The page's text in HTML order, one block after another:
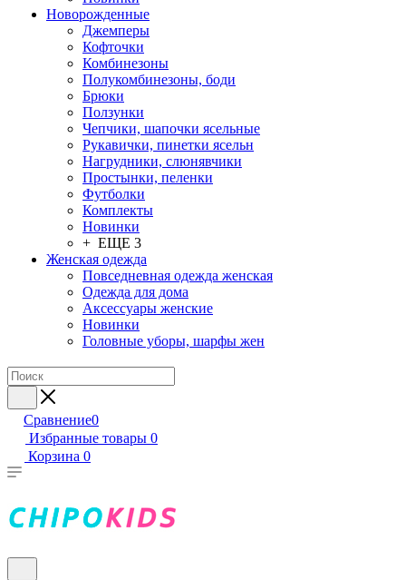
Новорожденные
Джемперы
Кофточки
Комбинезоны
Полукомбинезоны, боди
Брюки
Ползунки
Чепчики, шапочки ясельные
Рукавички, пинетки ясельн
Нагрудники, слюнявчики
Простынки, пеленки
Футболки
Комплекты
Новинки
+ ЕЩЕ 3
Женская одежда
Повседневная одежда женская
Одежда для дома
Аксессуары женские
Новинки
Головные уборы, шарфы жен
Сравнение0
Избранные товары 0
Корзина 0